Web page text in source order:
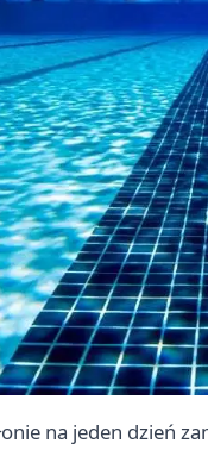
na jeden dzień